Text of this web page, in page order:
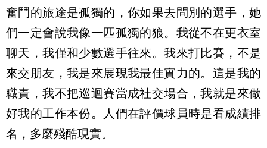
奮鬥的旅途是孤獨的，你如果去問別的選手，她
們一定會說我像一匹孤獨的狼。我從不在更衣室
聊天，我僅和少數選手往來。我來打比賽，不是
來交朋友，我是來展現我最佳實力的。這是我的
職責，我不把巡迴賽當成社交場合，我就是來做
好我的工作本份。人們在評價球員時是看成績排
名，多麼殘酷現實。